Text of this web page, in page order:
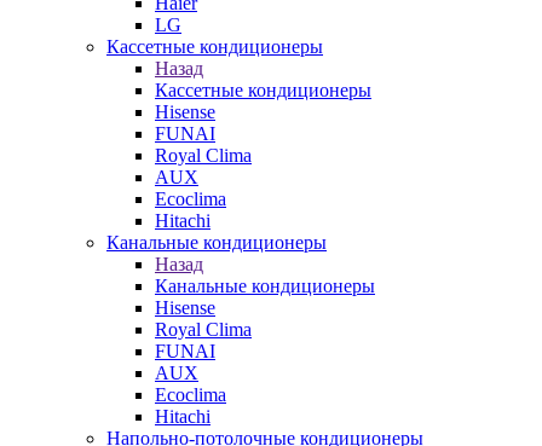
LG
Кассетные кондиционеры
Назад
Кассетные кондиционеры
Hisense
FUNAI
Royal Clima
AUX
Ecoclima
Hitachi
Канальные кондиционеры
Назад
Канальные кондиционеры
Hisense
Royal Clima
FUNAI
AUX
Ecoclima
Hitachi
Напольно-потолочные кондиционеры